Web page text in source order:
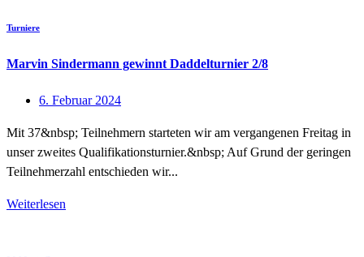
Turniere
Marvin Sindermann gewinnt Daddelturnier 2/8
6. Februar 2024
Mit 37&nbsp; Teilnehmern starteten wir am vergangenen Freitag in
unser zweites Qualifikationsturnier.&nbsp; Auf Grund der geringen
Teilnehmerzahl entschieden wir...
Weiterlesen